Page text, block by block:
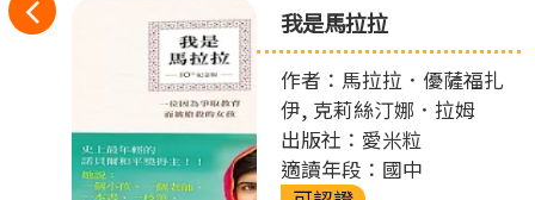
往
我是馬拉拉
作者：馬拉拉．優薩福扎
伊, 克莉絲汀娜．拉姆
出版社：愛米粒
適讀年段：國中